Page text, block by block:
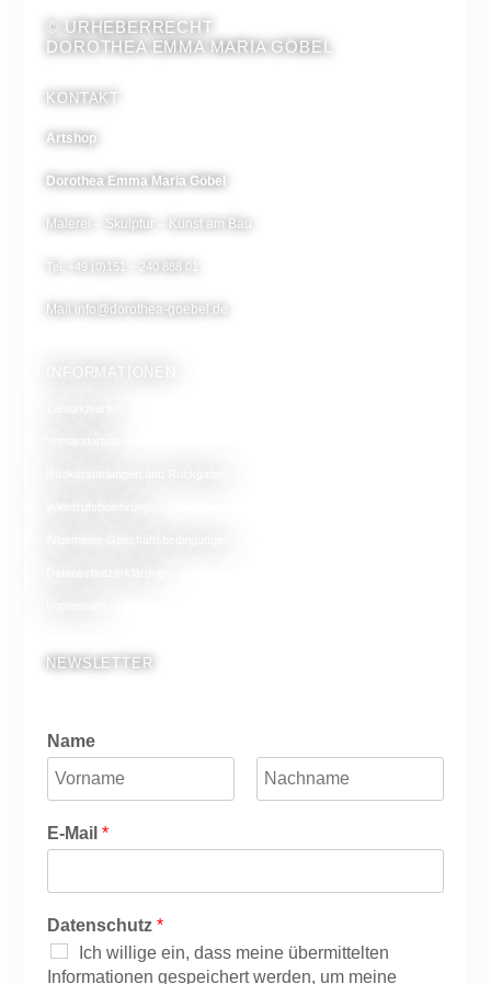
© URHEBERRECHT
DOROTHEA EMMA MARIA GÖBEL
KONTAKT
Artshop
Dorothea Emma Maria Göbel
Malerei – Skulptur – Kunst am Bau
Tel. +49 (0)151 – 240 888 01
Mail info@dorothea-goebel.de
INFORMATIONEN
NEWSLETTER
Name
o
r
m
a
E-Mail*
Datenschutz*
Ich willige ein, dass meine übermittelten
Informationen gespeichert werden, um meine